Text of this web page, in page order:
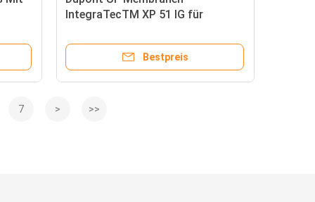
IntegraTecTM XP 51 IG für
begrenzter Höhe oder Raum
Bestpreis
7 > >>